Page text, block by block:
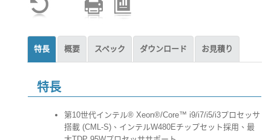
特長 概要 スペック ダウンロード お見積り
特長
第10世代インテル® Xeon®/Core™ i9/i7/i5/i3プロセッサ
搭載 (CML-S)、インテルW480Eチップセット採用、最